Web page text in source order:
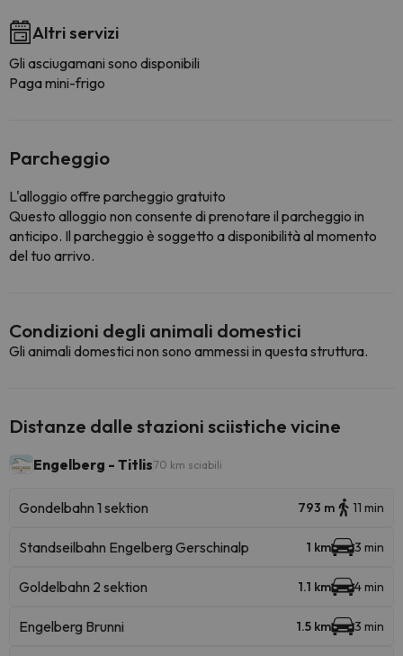
Altri servizi
Gli asciugamani sono disponibili
Paga mini-frigo
Parcheggio
L'alloggio offre parcheggio gratuito
Questo alloggio non consente di prenotare il parcheggio in
anticipo. Il parcheggio è soggetto a disponibilità al momento
del tuo arrivo.
Condizioni degli animali domestici
Gli animali domestici non sono ammessi in questa struttura.
Distanze dalle stazioni sciistiche vicine
Engelberg - Titlis70 km sciabili
Gondelbahn 1 sektion 793 m 11 min
Standseilbahn Engelberg Gerschinalp 1 km 3 min
Goldelbahn 2 sektion 1.1 km 4 min
Engelberg Brunni 1.5 km 3 min